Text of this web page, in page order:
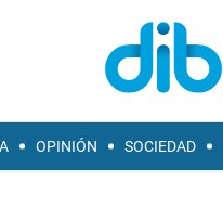
OPINIÓN SOCIEDAD